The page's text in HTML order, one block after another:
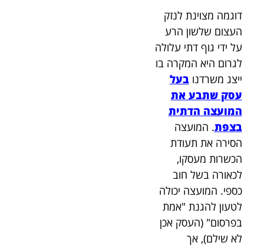
דוגמה מצוינת לנזק
העצום שלשון הרע
על ידי גוף דתי עלולה
לגרום היא המקרה בו
ייצג משרדנובעל
עסק שתבע את
המועצה הדתית
בצפת. המועצה
הסירה את תעודת
הכשרות מעסקו,
לכאורה בשל חוב
כספי. המועצה יכולה
לטעון להגנת "אמת
בפרסום" (העסק אכן
לא שילם), אך